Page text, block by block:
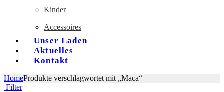
Kinder
Accessoires
Unser Laden
Aktuelles
Kontakt
HomeProdukte verschlagwortet mit „Maca“
Filter